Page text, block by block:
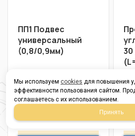
ПП1 Подвес
универсальный
(0,8/0,9мм)
19,00
В упаковке 30 В
Мы используем cookies для повышения
эффективности пользования сайтом.
соглашаетесь с их использованием.
Принять